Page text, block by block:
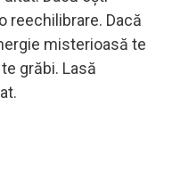
reechilibrare. Dacă
misterioasă te
grăbi. Lasă